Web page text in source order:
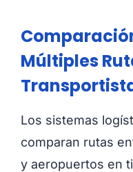
Múltiples
Los sistemas
comparan rutas
y aeropuertos en